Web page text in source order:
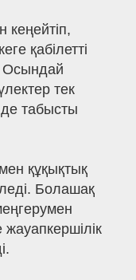
кеңейтіп,
қабілетті
Осындай
тек
табысты
құқықтық
Болашақ